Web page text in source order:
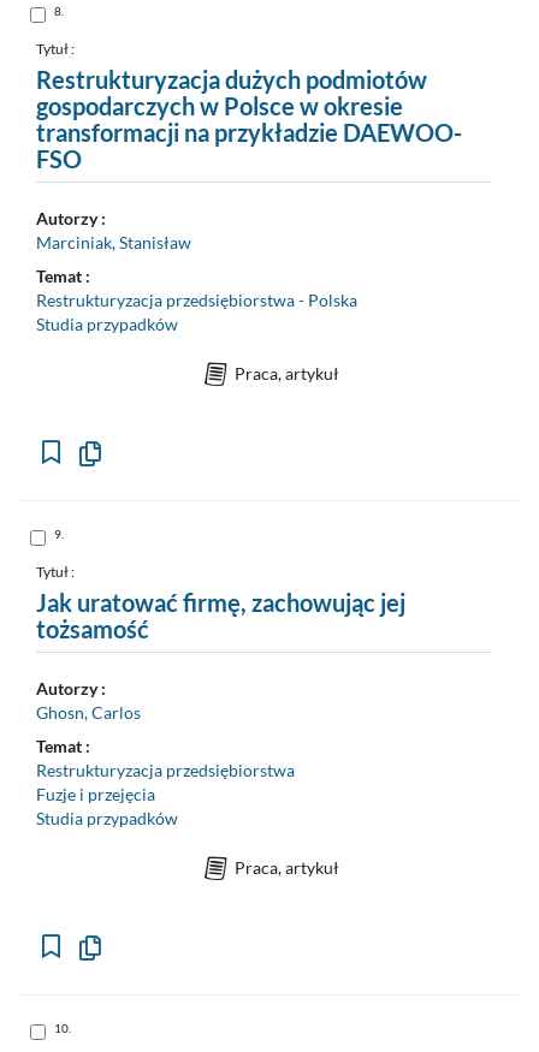
Skocz
nr
8
8.
Tytuł :
Restrukturyzacja dużych podmiotów
gospodarczych w Polsce w okresie
transformacji na przykładzie DAEWOO-
FSO
Autorzy :
Marciniak, Stanisław
Temat :
Restrukturyzacja przedsiębiorstwa - Polska
Studia przypadków
Praca, artykuł
Kopiuj
Skocz
do
nr
9
9.
Tytuł :
Jak uratować firmę, zachowując jej
tożsamość
Autorzy :
Ghosn, Carlos
Temat :
Restrukturyzacja przedsiębiorstwa
Fuzje i przejęcia
Studia przypadków
Praca, artykuł
Kopiuj
Skocz
do
10.